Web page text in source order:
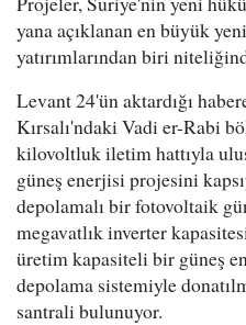
yana açıklanan en büyük
yatırımlarından biri
Levant 24'ün aktardığı
Kırsalı'ndaki Vadi er-Rabi
kilovoltluk iletim hattıyla
güneş enerjisi projesini
depolamalı bir fotovoltaik
megavatlık inverter
üretim kapasiteli bir güneş
depolama sistemiyle
santrali bulunuyor.